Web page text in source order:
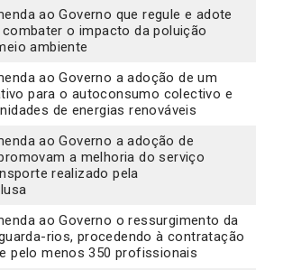
ao Governo que regule e adote
o impacto da poluição
ambiente
ao Governo a adoção de um
para o autoconsumo colectivo e
de energias renováveis
ao Governo a adoção de
a melhoria do serviço
realizado pela
ao Governo o ressurgimento da
rios, procedendo à contratação
pelo menos 350 profissionais